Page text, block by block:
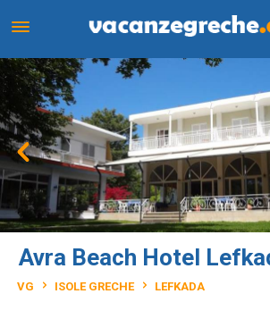
Avra Beach Hotel
VG ISOLE GRECHE LEFKADA